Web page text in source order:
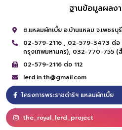
ฐานข้อมูลผลง
ต.แหลมผักเบี้ย อ.บ้านแหลม จ.เพชรบุรี
02-579-2116 , 02-579-3473 ต่อ
กรุงเทพมหานคร), 032-770-755 (ส
02-579-2116 ต่อ 112
lerd.in.th@gmail.com
โครงการพระราชดำริฯ แหลมผักเบี้ย
the_royal_lerd_project